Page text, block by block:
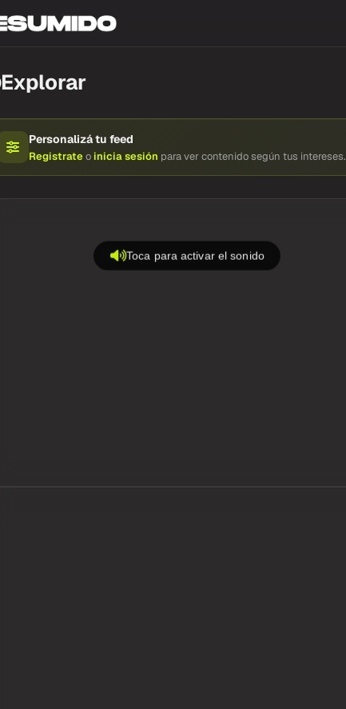
Explorar
Personalizá tu feed
Registrateo inicia sesión para ver contenido según tus intereses.
Toca para activar el sonido